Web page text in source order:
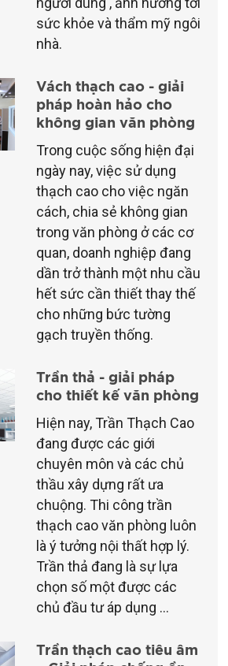
sức khỏe và thẩm mỹ ngôi
nhà.
Vách thạch cao - giải
pháp hoàn hảo cho
không gian văn phòng
Trong cuộc sống hiện đại
ngày nay, việc sử dụng
thạch cao cho việc ngăn
cách, chia sẻ không gian
trong văn phòng ở các cơ
quan, doanh nghiệp đang
dần trở thành một nhu cầu
hết sức cần thiết thay thế
cho những bức tường
gạch truyền thống.
Trần thả - giải pháp
cho thiết kế văn phòng
Hiện nay, Trần Thạch Cao
đang được các giới
chuyên môn và các chủ
thầu xây dựng rất ưa
chuộng. Thi công trần
thạch cao văn phòng luôn
là ý tưởng nội thất hợp lý.
Trần thả đang là sự lựa
chọn số một được các
chủ đầu tư áp dụng ...
Trần thạch cao tiêu âm